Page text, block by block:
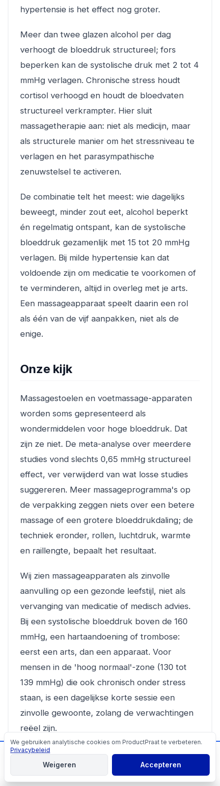
hypertensie is het effect nog groter.
Meer dan twee glazen alcohol per dag
verhoogt de bloeddruk structureel; fors
beperken kan de systolische druk met 2 tot 4
mmHg verlagen. Chronische stress houdt
cortisol verhoogd en houdt de bloedvaten
structureel verkrampter. Hier sluit
massagetherapie aan: niet als medicijn, maar
als structurele manier om het stressniveau te
verlagen en het parasympathische
zenuwstelsel te activeren.
De combinatie telt het meest: wie dagelijks
beweegt, minder zout eet, alcohol beperkt
én regelmatig ontspant, kan de systolische
bloeddruk gezamenlijk met 15 tot 20 mmHg
verlagen. Bij milde hypertensie kan dat
voldoende zijn om medicatie te voorkomen of
te verminderen, altijd in overleg met je arts.
Een massageapparaat speelt daarin een rol
als één van de vijf aanpakken, niet als de
enige.
Onze kijk
Massagestoelen en voetmassage-apparaten
worden soms gepresenteerd als
wondermiddelen voor hoge bloeddruk. Dat
zijn ze niet. De meta-analyse over meerdere
studies vond slechts 0,65 mmHg structureel
effect, ver verwijderd van wat losse studies
suggereren. Meer massageprogramma's op
de verpakking zeggen niets over een betere
massage of een grotere bloeddrukdaling; de
techniek eronder, rollen, luchtdruk, warmte
en raillengte, bepaalt het resultaat.
Wij zien massageapparaten als zinvolle
aanvulling op een gezonde leefstijl, niet als
vervanging van medicatie of medisch advies.
Bij een systolische bloeddruk boven de 160
mmHg, een hartaandoening of trombose:
eerst een arts, dan een apparaat. Voor
mensen in de 'hoog normaal'-zone (130 tot
139 mmHg) die ook chronisch onder stress
staan, is een dagelijkse korte sessie een
zinvolle gewoonte, zolang de verwachtingen
reëel zijn.
Wat betreft prijs: de voetmassage-apparaten
in ons overzicht lopen van €74,95 tot €195,00.
Vanuitonze kostenwijzerweten we dat een
Cookies
We gebruiken analytische cookies om ProductPraat te verbeteren.
Privacybeleid
Weigeren Accepteren
📬Mis geen producttips!
Aanmelden